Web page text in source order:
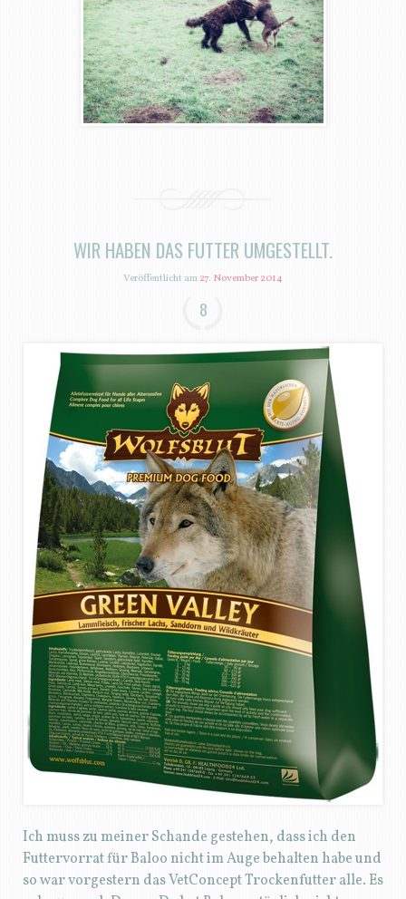
WIR HABEN DAS FUTTER UMGESTELLT.
Veröffentlicht am27. November 2014
8
Ich muss zu meiner Schande gestehen, dass ich den
Futtervorrat für Baloo nicht im Auge behalten habe und
so war vorgestern das VetConcept Trockenfutter alle. Es